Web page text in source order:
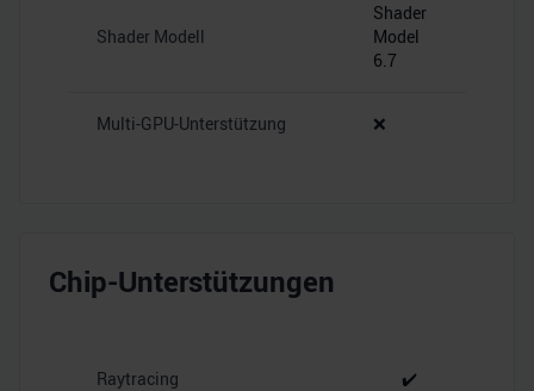
Shader Modell
Shader
Model
6.7
Multi-GPU-Unterstützung ❌
Chip-Unterstützungen
Raytracing ✔️